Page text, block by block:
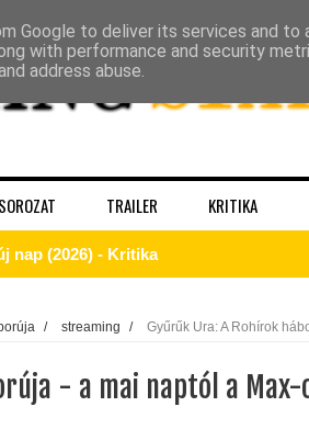
SOROZAT TRAILER KRITIKA
félbevágva ér véget – Sheridanék
/ streaming / Gyűrűk Ura: A Rohírok
- a mai naptól a Max-
Google to deliver its services and to
with performance and security
address abuse.